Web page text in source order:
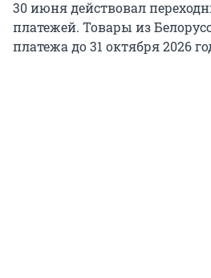
30 июня действовал
платежей. Товары из
платежа до 31 октября 2026